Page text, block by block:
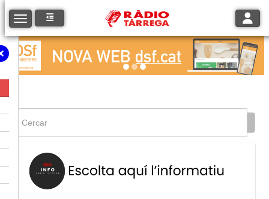
Toggle navigation